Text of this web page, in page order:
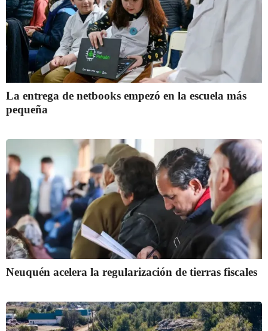
La entrega de netbooks empezó en la escuela más
pequeña
Neuquén acelera la regularización de tierras fiscales